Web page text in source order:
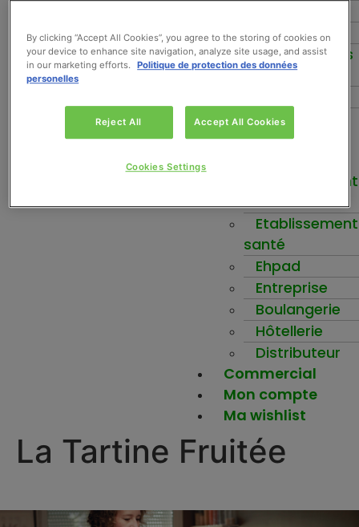
Nova
Le berger des
fruits
Be-Nuts
Inspirez-vous
Etablissement
scolaire
santé
Ehpad
Entreprise
Boulangerie
Hôtellerie
Distributeur
Commercial
Mon compte
Ma wishlist
La Tartine Fruitée
By clicking “Accept All Cookies”, you agree to the storing of cookies on
your device to enhance site navigation, analyze site usage, and assist
in our marketing efforts.
Politique de protection des données
personelles
Reject All Accept All Cookies
Cookies Settings